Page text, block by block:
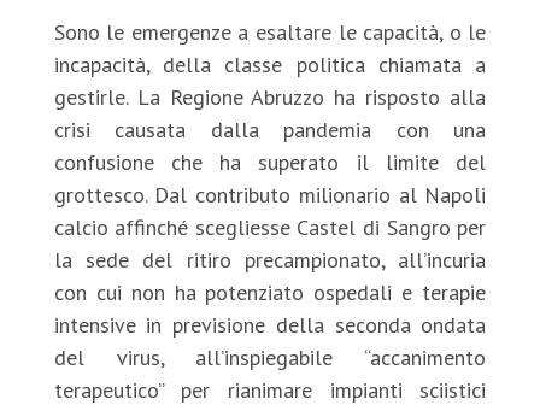
Sono le emergenze a esaltare le capacità, o le
incapacità, della classe politica chiamata a
gestirle. La Regione Abruzzo ha risposto alla
crisi causata dalla pandemia con una
confusione che ha superato il limite del
grottesco. Dal contributo milionario al Napoli
calcio affinché scegliesse Castel di Sangro per
la sede del ritiro precampionato, all’incuria
con cui non ha potenziato ospedali e terapie
intensive in previsione della seconda ondata
del virus, all’inspiegabile “accanimento
terapeutico” per rianimare impianti sciistici